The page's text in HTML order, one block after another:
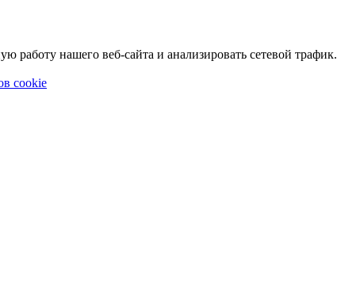
нашего веб-сайта и анализировать сетевой трафик.
cookie